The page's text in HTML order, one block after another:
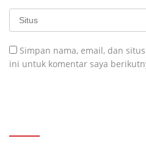
Simpan nama, email, dan
ini untuk komentar saya